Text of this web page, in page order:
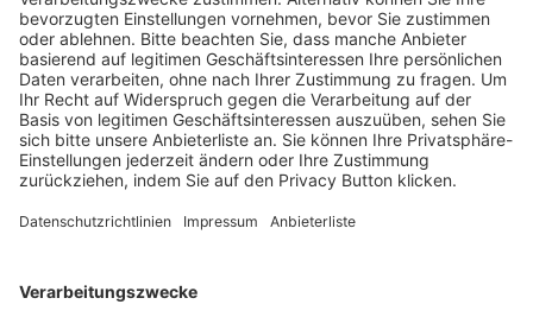
Schulungsangebot Vereinsmitarbeiter
BFV-Geschäftsstellen
Trainerbörse
Login SpielPlus
FOLGE DEM BFV